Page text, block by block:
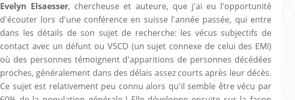
Evelyn Elsaesser, chercheuse et auteure, que j'ai eu l'opportunité
d'écouter lors d'une conférence en suisse l'année passée, qui entre
dans les détails de son sujet de recherche: les vécus subjectifs de
contact avec un défunt ou VSCD (un sujet connexe de celui des EMI)
où des personnes témoignent d'apparitions de personnes décédées
proches, généralement dans des délais assez courts après leur décès.
Ce sujet est relativement peu connu alors qu'il semble être vécu par